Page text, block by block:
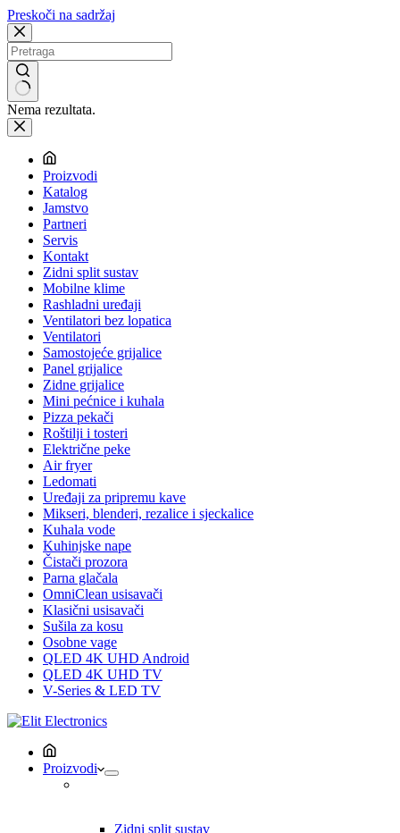
Preskoči na sadržaj
Nema rezultata.
Proizvodi
Katalog
Jamstvo
Partneri
Servis
Kontakt
Zidni split sustav
Mobilne klime
Rashladni uređaji
Ventilatori bez lopatica
Ventilatori
Samostojeće grijalice
Panel grijalice
Zidne grijalice
Mini pećnice i kuhala
Pizza pekači
Roštilji i tosteri
Električne peke
Air fryer
Ledomati
Uređaji za pripremu kave
Mikseri, blenderi, rezalice i sjeckalice
Kuhala vode
Kuhinjske nape
Čistači prozora
Parna glačala
OmniClean usisavači
Klasični usisavači
Sušila za kosu
Osobne vage
QLED 4K UHD Android
QLED 4K UHD TV
V-Series & LED TV
Proizvodi
Zidni split sustav